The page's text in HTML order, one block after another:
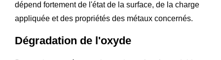
dépend fortement de l'état de la surface, de la charge
appliquée et des propriétés des métaux concernés.
Dégradation de l'oxyde